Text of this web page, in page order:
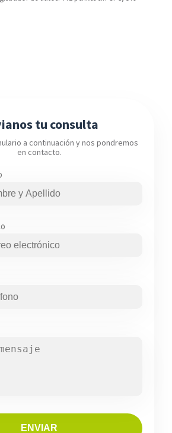
tu consulta
a continuación y nos pondremos
en contacto.
ENVIAR